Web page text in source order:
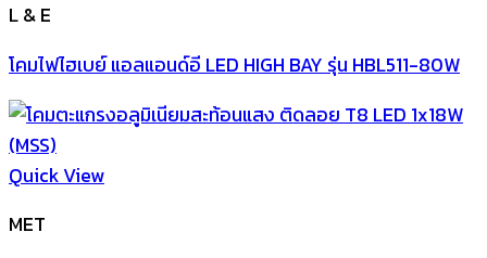
L & E
โคมไฟไฮเบย์ แอลแอนด์อี LED HIGH BAY รุ่น HBL511-80W
Quick View
MET